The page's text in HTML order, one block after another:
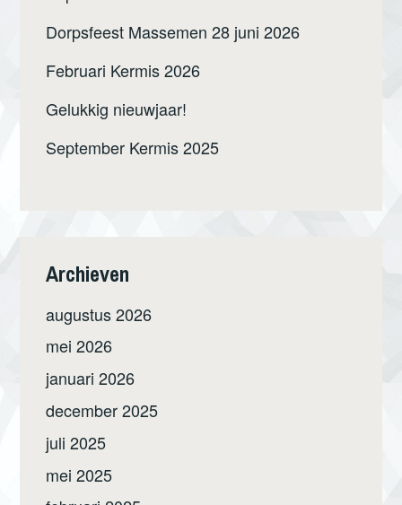
Dorpsfeest Massemen 28 juni 2026
Februari Kermis 2026
Gelukkig nieuwjaar!
September Kermis 2025
Archieven
augustus 2026
mei 2026
januari 2026
december 2025
juli 2025
mei 2025